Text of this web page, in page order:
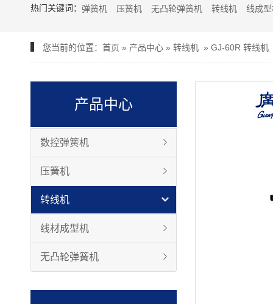
热门关键词： 弹簧机 压簧机 无凸轮弹簧机 转线机 线成
您当前的位置： 首页 » 产品中心 » 转线机 » GJ-60R 转线机
产品中心
数控弹簧机
压簧机
转线机
线材成型机
无凸轮弹簧机